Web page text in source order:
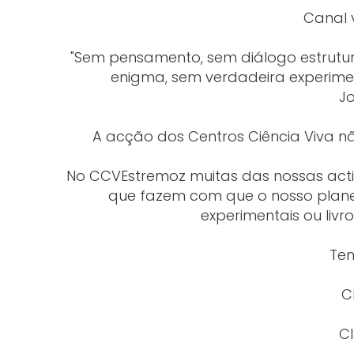
Canal
"Sem pensamento, sem diálogo
enigma, sem verdadeira
A acção dos Centros Ciência Viva
No CCVEstremoz muitas das nossas
que fazem com que o nosso
experimentais ou